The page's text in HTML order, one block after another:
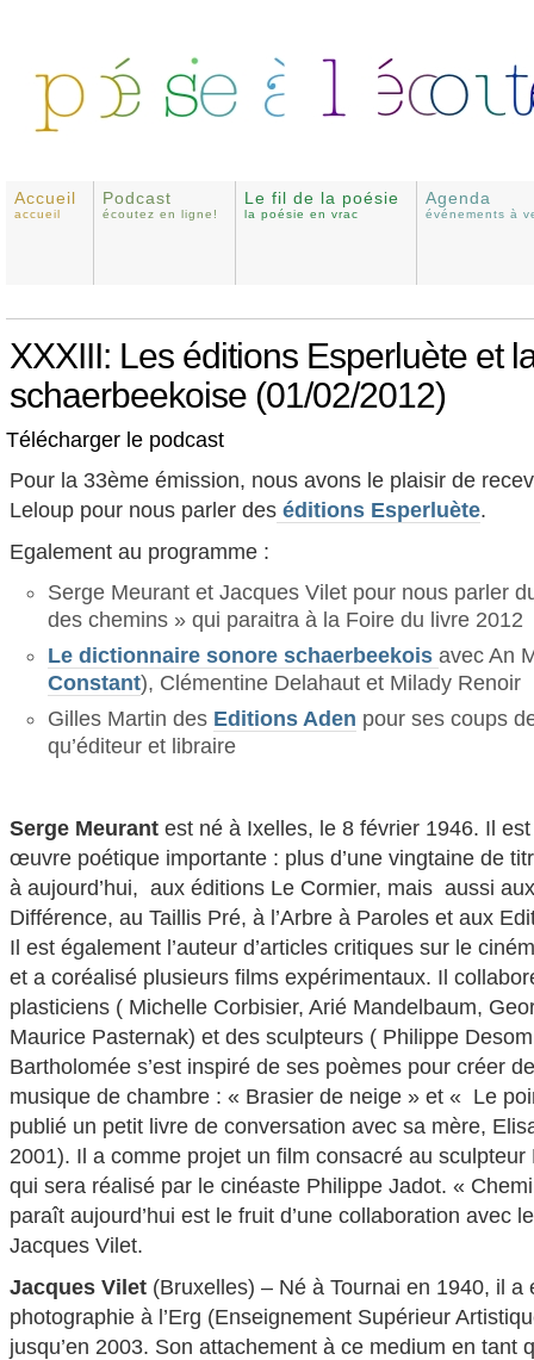
Accueil
accueil
Podcast
écoutez en ligne!
Le fil de la poésie
la poésie en vrac
Agenda
événements à
XXXIII: Les éditions Esperluète et
schaerbeekoise (01/02/2012)
Télécharger le podcast
Pour la 33ème émission, nous avons le plaisir de
Leloup pour nous parler des éditions Esperluète.
Egalement au programme :
Serge Meurant et Jacques Vilet pour nous parler
des chemins » qui paraitra à la Foire du livre 2012
Le dictionnaire sonore schaerbeekois avec An
Constant), Clémentine Delahaut et Milady Renoir
Gilles Martin des Editions Aden pour ses coups
qu’éditeur et libraire
Serge Meurant est né à Ixelles, le 8 février 1946. Il est
œuvre poétique importante : plus d’une vingtaine de
à aujourd’hui, aux éditions Le Cormier, mais aussi
Différence, au Taillis Pré, à l’Arbre à Paroles et aux
Il est également l’auteur d’articles critiques sur le
et a coréalisé plusieurs films expérimentaux. Il
plasticiens ( Michelle Corbisier, Arié Mandelbaum,
Maurice Pasternak) et des sculpteurs ( Philippe
Bartholomée s’est inspiré de ses poèmes pour créer
musique de chambre : « Brasier de neige » et « Le
publié un petit livre de conversation avec sa mère,
2001). Il a comme projet un film consacré au sculpteur
qui sera réalisé par le cinéaste Philippe Jadot. «
paraît aujourd’hui est le fruit d’une collaboration avec
Jacques Vilet.
Jacques Vilet (Bruxelles) – Né à Tournai en 1940, il a
photographie à l’Erg (Enseignement Supérieur
jusqu’en 2003. Son attachement à ce medium en tant